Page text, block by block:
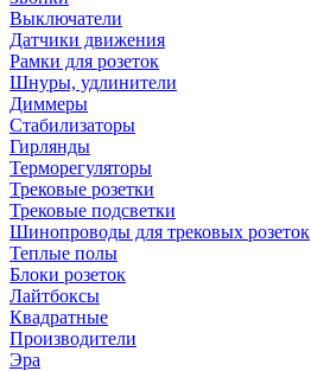
Выключатели
Датчики движения
Рамки для розеток
Шнуры, удлинители
Диммеры
Стабилизаторы
Гирлянды
Терморегуляторы
Трековые розетки
Трековые подсветки
Шинопроводы для трековых розеток
Теплые полы
Блоки розеток
Лайтбоксы
Квадратные
Производители
Эра